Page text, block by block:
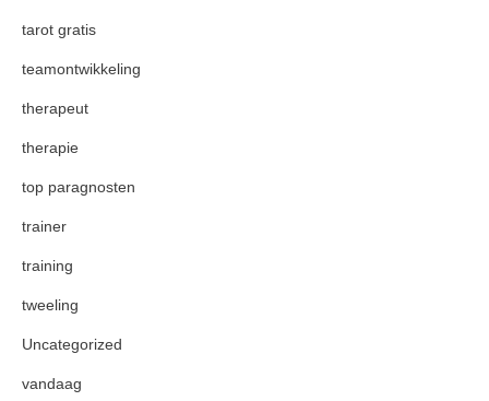
tarot gratis
teamontwikkeling
therapeut
therapie
top paragnosten
trainer
training
tweeling
Uncategorized
vandaag